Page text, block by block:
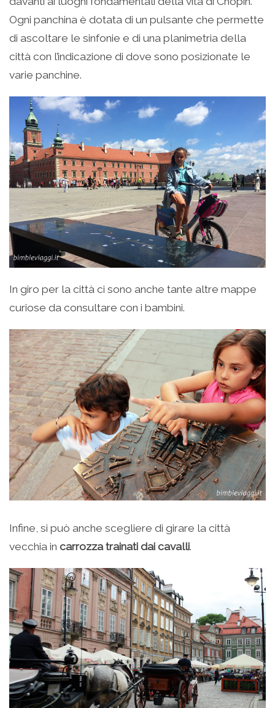
Ogni panchina è dotata di un pulsante che permette
di ascoltare le sinfonie e di una planimetria della
città con l’indicazione di dove sono posizionate le
varie panchine.
In giro per la città ci sono anche tante altre mappe
curiose da consultare con i bambini.
Infine, si può anche scegliere di girare la città
vecchia in carrozza trainati dai cavalli.